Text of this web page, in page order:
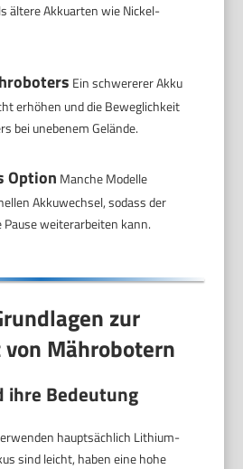
ältere Akkuarten wie Nickel-
Ein schwererer Akku
erhöhen und die Beweglichkeit
bei unebenem Gelände.
Option Manche Modelle
Akkuwechsel, sodass der
weiterarbeiten kann.
zur
Mährobotern
ihre Bedeutung
hauptsächlich Lithium-
sind leicht, haben eine hohe